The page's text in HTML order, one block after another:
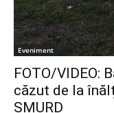
Eveniment
FOTO/VIDEO:
căzut de la
SMURD